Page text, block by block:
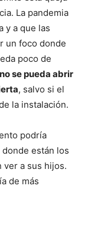
La pandemia
y a que las
un foco donde
poco de
se pueda abrir
, salvo si el
la instalación.
podría
están los
ver a sus hijos.
de más